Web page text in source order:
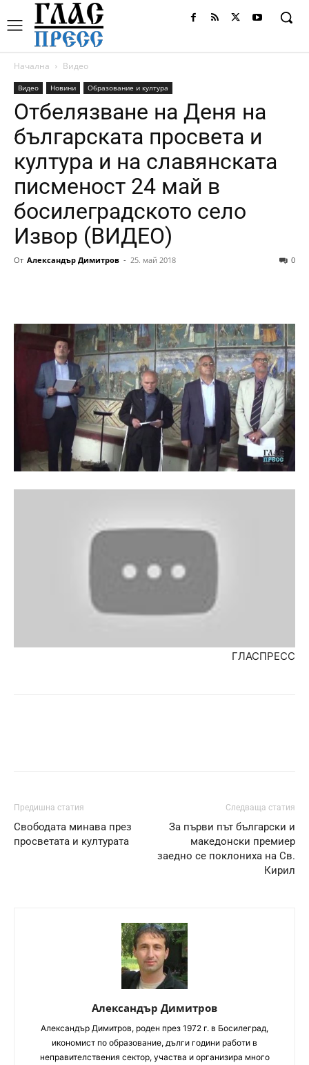
Начална Видео
Видео Новини Образование и култура
Отбелязване на Деня на
българската просвета и
култура и на славянската
писменост 24 май в
босилеградското село
Извор (ВИДЕО)
От Александър Димитров - 25. май 2018 0
ГЛАСПРЕСС
Предишна статия
Свободата минава през
просветата и културата
Следваща статия
За първи път български и
македонски премиер
заедно се поклониха на Св.
Кирил
Александър Димитров
Aлександър Димитров, роден през 1972 г. в Босилеград,
икономист по образование, дълги години работи в
неправителствения сектор, участва и организира много